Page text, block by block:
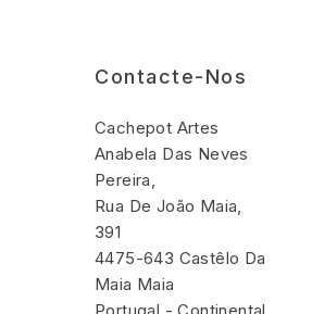
Contacte-Nos
Cachepot Artes
Anabela Das Neves
Pereira,
Rua De João Maia,
391
4475-643 Castêlo Da
Maia Maia